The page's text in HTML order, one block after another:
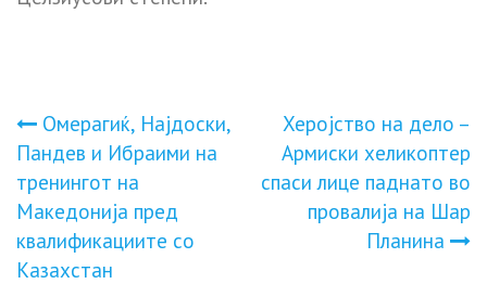
Навигација
на
напис
Омерагиќ, Најдоски,
Пандев и Ибраими на
тренингот на
Македонија пред
квалификациите со
Казахстан
Херојство на дело –
Армиски хеликоптер
спаси лице паднато во
провалија на Шар
Планина